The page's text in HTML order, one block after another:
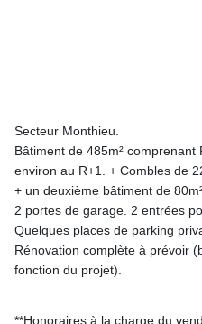
Secteur Monthieu.
Bâtiment de 485m² comprenant
environ au R+1. + Combles de
+ un deuxième bâtiment de
2 portes de garage. 2 entrées
Quelques places de parking
Rénovation complète à prévoir
fonction du projet).
**Honoraires à la charge du